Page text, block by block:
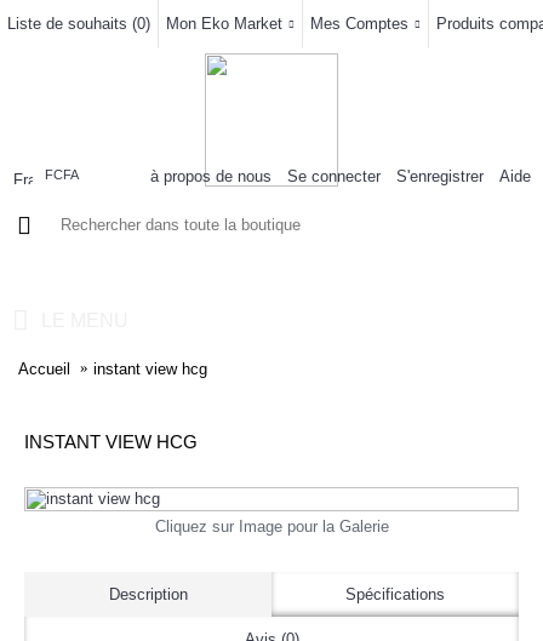
Liste de souhaits (0) Mon Eko Market Mes Comptes Produits
FCFA à propos de nous Se connecter S'enregistrer Aide
Accueil instant view hcg
INSTANT VIEW HCG
Cliquez sur Image pour la Galerie
Description Spécifications